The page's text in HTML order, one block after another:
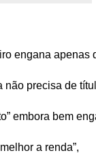
engana apenas
não precisa de
embora bem
a renda”,